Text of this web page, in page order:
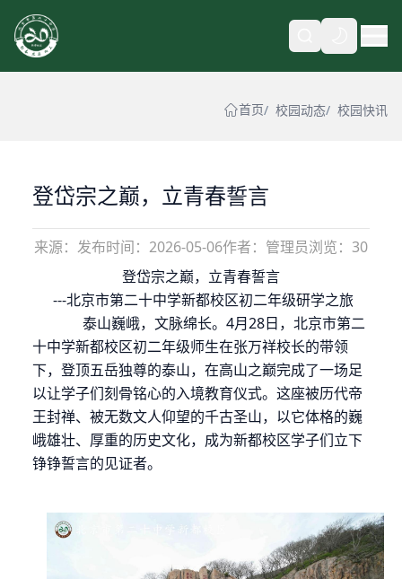
自动
首页 校园动态 校园快讯
登岱宗之巅，立青春誓言
来源： 发布时间： 2026-05-06作者：管理员浏览：30
登岱宗之巅，立青春誓言
---北京市第二十中学新都校区初二年级研学之旅
泰山巍峨，文脉绵长。 4月28日，北京市第二
十中学新都校区初二年级师生在张万祥校长的带领
下，登顶五岳独尊的泰山，在高山之巅完成了一场足
以让学子们刻骨铭心的入境教育仪式。这座被历代帝
王封禅、被无数文人仰望的千古圣山，以它体格的巍
峨雄壮、厚重的历史文化，成为新都校区学子们立下
铮铮誓言的见证者。